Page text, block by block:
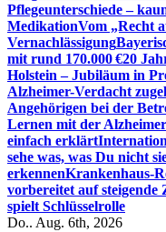
Pflegeunterschiede –
MedikationVom „Recht
Vernachlässigung
mit rund 170.000 €20
Holstein – Jubiläum in
Alzheimer-Verdacht
Angehörigen bei der
Lernen mit der
einfach erklärt
sehe was, was Du nicht
erkennenKrankenhaus-
vorbereitet auf steigende
spielt Schlüsselrolle
Do.. Aug. 6th, 2026